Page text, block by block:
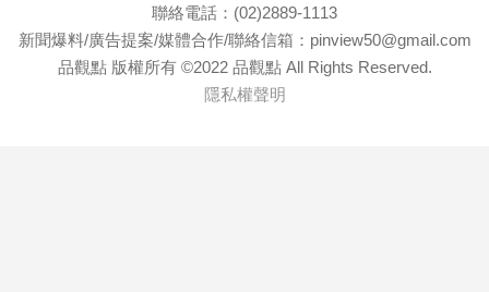
聯絡電話：(02)2889-1113
新聞爆料/廣告提案/媒體合作/聯絡信箱：pinview50@gmail.com
品觀點 版權所有 ©2022 品觀點 All Rights Reserved.
隱私權聲明